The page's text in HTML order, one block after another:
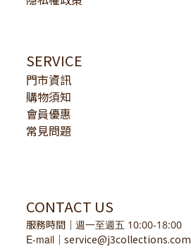
SERVICE
門市資訊
購物須知
會員優惠
常見問題
CONTACT US
服務時間 ｜ 週一至週五 10:00-18:00
E-mail
service@j3collections.com